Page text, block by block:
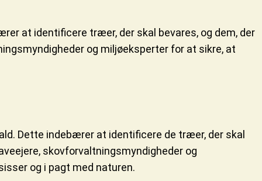
at identificere træer, der skal bevares, og dem, der
og miljøeksperter for at sikre, at
Dette indebærer at identificere de træer, der skal
skovforvaltningsmyndigheder og
og i pagt med naturen.